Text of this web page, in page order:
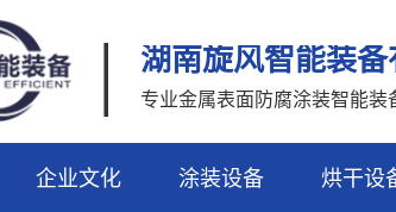
企业文化 涂装设备 烘干设
| 湖南旋风智能装备
专业金属表面防腐涂装智能装